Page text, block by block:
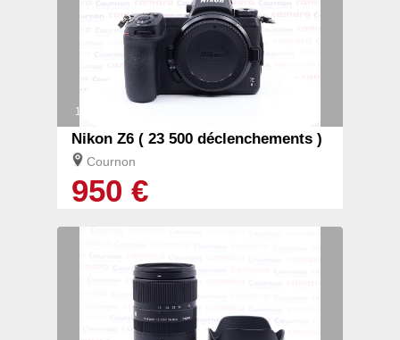
1/2
Nikon Z6 ( 23 500 déclenchements )
Cournon
950 €